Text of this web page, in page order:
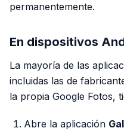
permanentemente.
En dispositivos
La mayoría de las
incluidas las de
la propia Google Fotos,
Abre la aplicación